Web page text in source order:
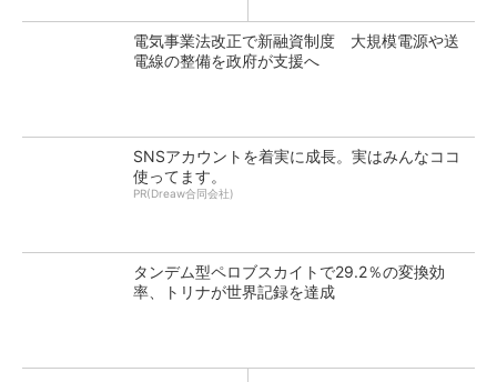
電気事業法改正で新融資制度 大規模電源や送
電線の整備を政府が支援へ
SNSアカウントを着実に成長。実はみんなココ
使ってます。
PR(Dreaw合同会社)
タンデム型ペロブスカイトで29.2％の変換効
率、トリナが世界記録を達成